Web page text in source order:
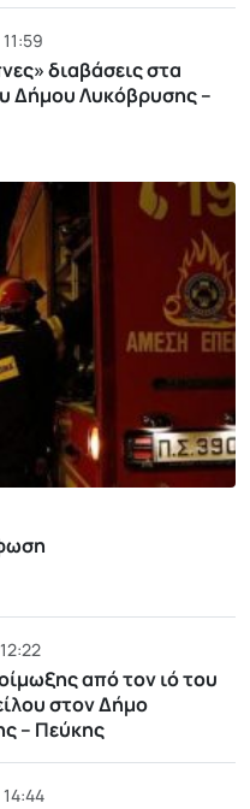
διαβάσεις στα
Δήμου Λυκόβρυσης –
από τον ιό του
στον Δήμο
– Πεύκης